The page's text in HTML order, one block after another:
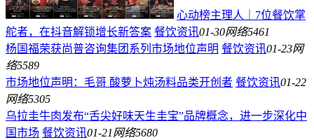
心动榜主理人｜7位餐饮掌
舵者，在抖音解锁增长新答案 餐饮资讯01-30网络5461
杨国福荣获尚普咨询集团系列市场地位声明 餐饮资讯01-23网
络5589
市场地位声明：毛哥 酸萝卜炖汤料品类开创者 餐饮资讯01-22
网络5305
乌拉圭牛肉发布“舌尖好味天生圭宝”品牌概念，进一步深化中
国市场 餐饮资讯01-21网络5680